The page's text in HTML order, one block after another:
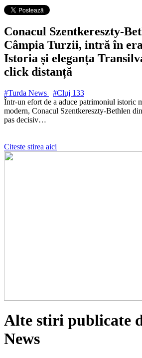
Conacul Szentkereszty-
Câmpia Turzii, intră în
Istoria și eleganța
click distanță
#Turda News #Cluj 133
Într-un efort de a aduce patrimoniul istoric
modern, Conacul Szentkereszty-Bethlen
pas decisiv…
Citeste stirea aici
Alte stiri publicate
News